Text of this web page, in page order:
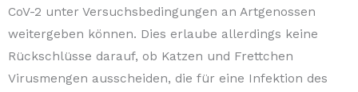
CoV-2 unter Versuchsbedingungen an Artgenossen
weitergeben können. Dies erlaube allerdings keine
Rückschlüsse darauf, ob Katzen und Frettchen
Virusmengen ausscheiden, die für eine Infektion des